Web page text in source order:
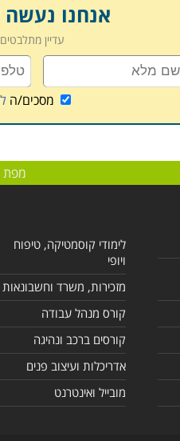
אנחנו
עדיין
מסכים/ה
מפת
לימודי קוסמטיקה, טיפוח
ויופי
מזכירות, משרד וחשבונאות
קורס מנהל עבודה
קורסים ברכב ונהיגה
אדריכלות ועיצוב פנים
מובייל ואינטרנט